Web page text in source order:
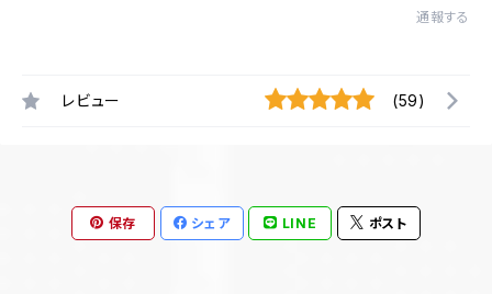
通報する
レビュー (59)
保存 シェア LINE ポスト